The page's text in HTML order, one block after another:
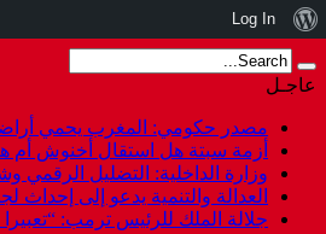
عاجـل
مصدر حكومي: المغرب يحمي
أزمة سبتة هل استقال أخنوش أم
وزارة الداخلية: التضليل الرقمي
العدالة والتنمية يدعو إلى
جلالة الملك للرئيس ترمب:
نبذة
عن
ووردبريس
Log In